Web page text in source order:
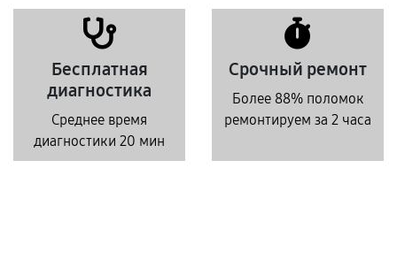
Бесплатная
диагностика
Среднее время
диагностики 20 мин
Срочный ремонт
Более 88% поломок
ремонтируем за 2 часа